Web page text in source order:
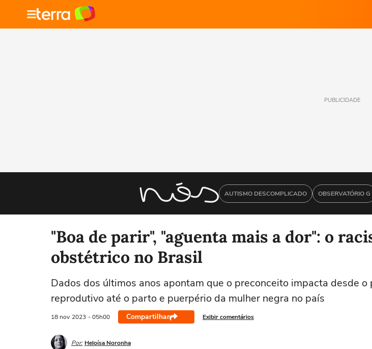
PUBLICIDADE
AUTISMO DESCOMPLICADO OBSERVATÓRIO G
"Boa de parir", "aguenta mais a dor": o
obstétrico no Brasil
Dados dos últimos anos apontam que o preconceito impacta desde o
reprodutivo até o parto e puerpério da mulher negra no país
18 nov 2023 - 05h00 Compartilhar Exibir comentários
Por: Heloísa Noronha